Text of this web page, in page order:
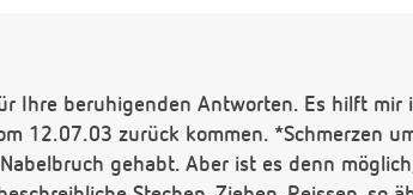
Ihre beruhigenden Antworten. Es hilft mir
12.07.03 zurück kommen. *Schmerzen
gehabt. Aber ist es denn